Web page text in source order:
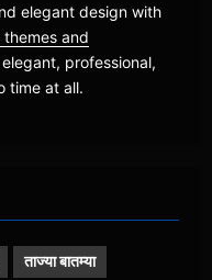
elegant design with
themes and
professional,
time at all.
ताज्या बातम्या